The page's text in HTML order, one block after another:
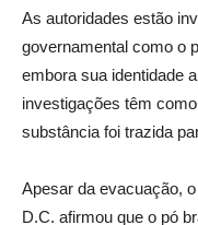
As autoridades estão
governamental como o
embora sua identidade
investigações têm
substância foi trazida
Apesar da evacuação,
D.C. afirmou que o pó